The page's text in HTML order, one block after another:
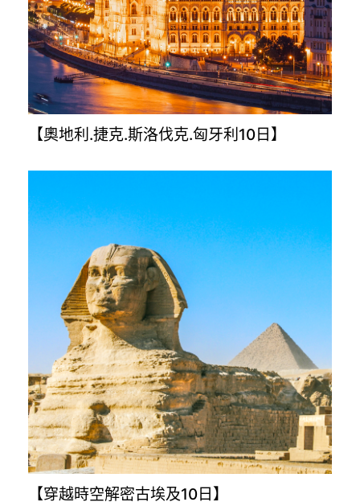
【金旅獎升級版－克.斯.波.蒙12日】
【奧地利.捷克.斯洛伐克.匈牙利10日】